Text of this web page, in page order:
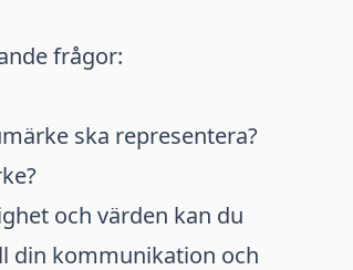
frågor:
ska representera?
och värden kan du
din kommunikation och